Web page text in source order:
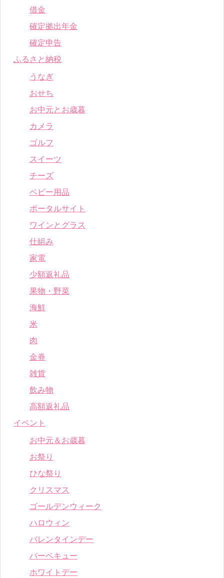
借金
確定拠出年金
確定申告
ふるさと納税
うなぎ
おせち
お中元とお歳暮
カメラ
ゴルフ
スイーツ
チーズ
ベビー用品
ポータルサイト
ワインとグラス
仕組み
家電
少額返礼品
果物・野菜
海鮮
米
肉
金券
雑貨
飲み物
高額返礼品
イベント
お中元＆お歳暮
お祭り
ひな祭り
クリスマス
ゴールデンウィーク
ハロウィン
バレンタインデー
バーベキュー
ホワイトデー